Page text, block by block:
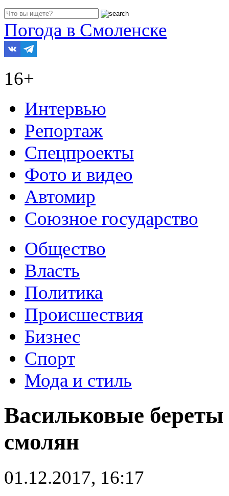
Погода в Смоленске
16+
Интервью
Репортаж
Спецпроекты
Фото и видео
Автомир
Союзное государство
Общество
Власть
Политика
Происшествия
Бизнес
Спорт
Мода и стиль
Васильковые
смолян
01.12.2017, 16:17